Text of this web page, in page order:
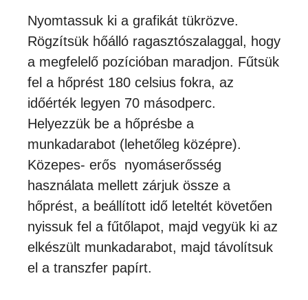
Nyomtassuk ki a grafikát tükrözve.
Rögzítsük hőálló ragasztószalaggal, hogy
a megfelelő pozícióban maradjon. Fűtsük
fel a hőprést 180 celsius fokra, az
időérték legyen 70 másodperc.
Helyezzük be a hőprésbe a
munkadarabot (lehetőleg középre).
Közepes- erős nyomáserősség
használata mellett zárjuk össze a
hőprést, a beállított idő leteltét követően
nyissuk fel a fűtőlapot, majd vegyük ki az
elkészült munkadarabot, majd távolítsuk
el a transzfer papírt.